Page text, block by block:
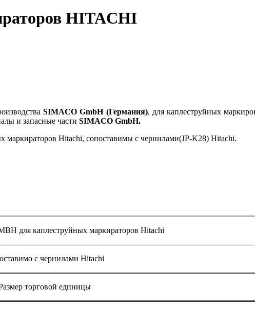
HITACHI
SIMACO GmbH (Германия), для каплеструйных
и запасные части SIMACO GmbH.
Hitachi, сопоставимы с чернилами(JP-K28) Hitachi.
для каплеструйных маркираторов Hitachi
с чернилами Hitachi
торговой единицы